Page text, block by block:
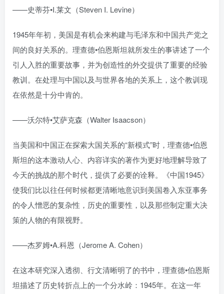
——史蒂芬•I.莱文（Steven I. Levine）
1945年年初，美国是有机会来构建与毛泽东和中国共产党之
间的良好关系的。理查德•伯恩斯坦就所发生的事讲述了一个
引人入胜的重要故事，并为创造性的外交提供了重要的经验
教训。在处理与中国以及与世界各地的关系上，这个教训现
在依然是十分中肯的。
——沃尔特•艾萨克森（Walter Isaacson）
当美国和中国正在探索大国关系的“新模式”时，理查德•伯恩
斯坦的这本激动人心、内容详实的著作为更好地理解导致了
今天的挑战的那个时代，提供了必要的诠释。《中国1945》
使我们比以往任何时候都更清晰地意识到美国卷入东亚事务
的令人憎恶的复杂性，历史的重要性，以及那些制定重大决
策的人物的有限视野。
——杰罗姆•A.科恩（Jerome A. Cohen）
在这本研究深入透彻、行文清晰明了的书中，理查德•伯恩斯
坦描述了历史转折点上的一个分水岭：1945年。在这一年